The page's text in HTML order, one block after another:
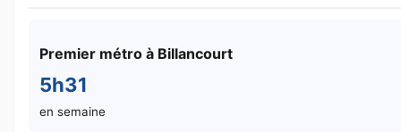
Premier métro à Billancourt
5h31
en semaine